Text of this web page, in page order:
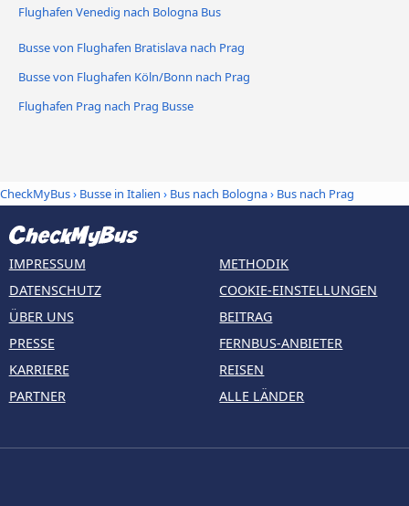
Flughafen Venedig nach Bologna Bus
Busse von Flughafen Bratislava nach Prag
Busse von Flughafen Köln/Bonn nach Prag
Flughafen Prag nach Prag Busse
CheckMyBus› Busse in Italien › Bus nach Bologna› Bus nach Prag
IMPRESSUM
DATENSCHUTZ
ÜBER UNS
PRESSE
KARRIERE
PARTNER
METHODIK
COOKIE-EINSTELLUNGEN
BEITRAG
FERNBUS-ANBIETER
REISEN
ALLE LÄNDER